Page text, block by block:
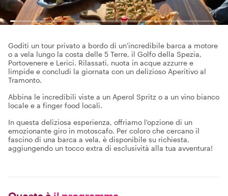
Goditi un tour privato a bordo di un'incredibile barca a motore
o a vela lungo la costa delle 5 Terre, il Golfo della Spezia,
Portovenere e Lerici. Rilassati, nuota in acque azzurre e
limpide e concludi la giornata con un delizioso Aperitivo al
Tramonto.
Abbina le incredibili viste a un Aperol Spritz o a un vino bianco
locale e a finger food locali.
In questa deliziosa esperienza, offriamo l'opzione di un
emozionante giro in motoscafo. Per coloro che cercano il
fascino di una barca a vela, è disponibile su richiesta,
aggiungendo un tocco extra di esclusività alla tua avventura!